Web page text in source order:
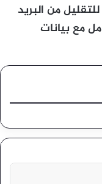
من البريد
مع بيانات